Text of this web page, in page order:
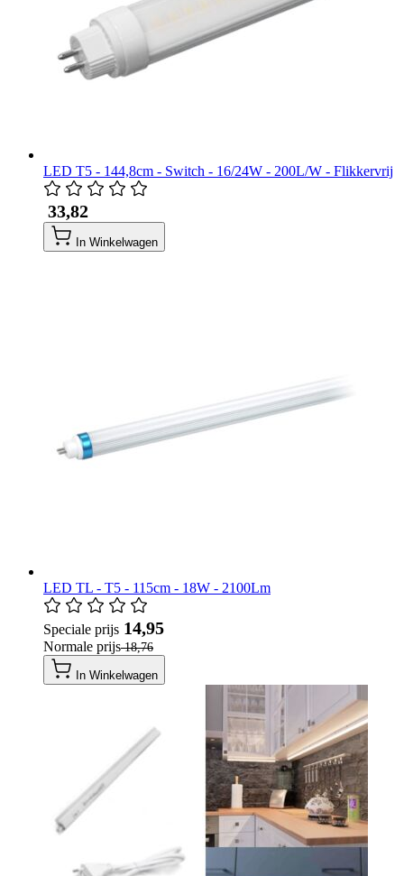
LED T5 - 144,8cm - Switch - 16/24W - 200L/W - Flikkervrij
​ 33,82
In Winkelwagen
LED TL - T5 - 115cm - 18W - 2100Lm
Speciale prijs ​ 14,95
Normale prijs​ 18,76
In Winkelwagen